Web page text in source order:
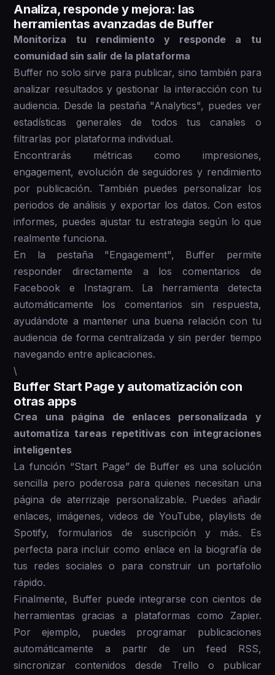
Analiza, responde y mejora: las
herramientas avanzadas de Buffer
Monitoriza tu rendimiento y responde a tu
comunidad sin salir de la plataforma
Buffer no solo sirve para publicar, sino también para
analizar resultados y gestionar la interacción con tu
audiencia. Desde la pestaña "Analytics", puedes ver
estadísticas generales de todos tus canales o
filtrarlas por plataforma individual.
Encontrarás métricas como impresiones,
engagement, evolución de seguidores y rendimiento
por publicación. También puedes personalizar los
periodos de análisis y exportar los datos. Con estos
informes, puedes ajustar tu estrategia según lo que
realmente funciona.
En la pestaña "Engagement", Buffer permite
responder directamente a los comentarios de
Facebook e Instagram. La herramienta detecta
automáticamente los comentarios sin respuesta,
ayudándote a mantener una buena relación con tu
audiencia de forma centralizada y sin perder tiempo
navegando entre aplicaciones.
\
Buffer Start Page y automatización con
otras apps
Crea una página de enlaces personalizada y
automatiza tareas repetitivas con integraciones
inteligentes
La función “Start Page” de Buffer es una solución
sencilla pero poderosa para quienes necesitan una
página de aterrizaje personalizable. Puedes añadir
enlaces, imágenes, videos de YouTube, playlists de
Spotify, formularios de suscripción y más. Es
perfecta para incluir como enlace en la biografía de
tus redes sociales o para construir un portafolio
rápido.
Finalmente, Buffer puede integrarse con cientos de
herramientas gracias a plataformas como Zapier.
Por ejemplo, puedes programar publicaciones
automáticamente a partir de un feed RSS,
sincronizar contenidos desde Trello o publicar